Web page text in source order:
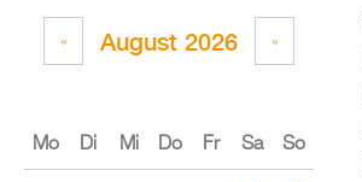
Au­gust 2026
« »
Mo Di Mi Do Fr Sa So